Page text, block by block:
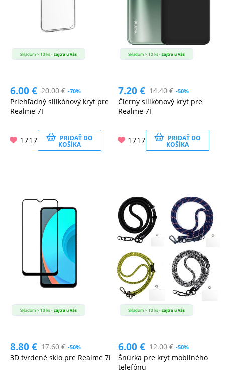
Skladom > 10 ks -zajtra u Vás
6.00€ 20.00€ -70%
Priehľadný silikónový kryt pre
Realme 7I
1717 PRIDAŤ DO
KOŠÍKA
Skladom > 10 ks -zajtra u Vás
7.20€ 14.40€ -50%
Čierny silikónový kryt pre
Realme 7I
1717 PRIDAŤ DO
KOŠÍKA
Skladom > 10 ks -zajtra u Vás
8.80€ 17.60€ -50%
3D tvrdené sklo pre Realme 7i
Skladom > 10 ks -zajtra u Vás
6.00€ 12.00€ -50%
Šnúrka pre kryt mobilného
telefónu